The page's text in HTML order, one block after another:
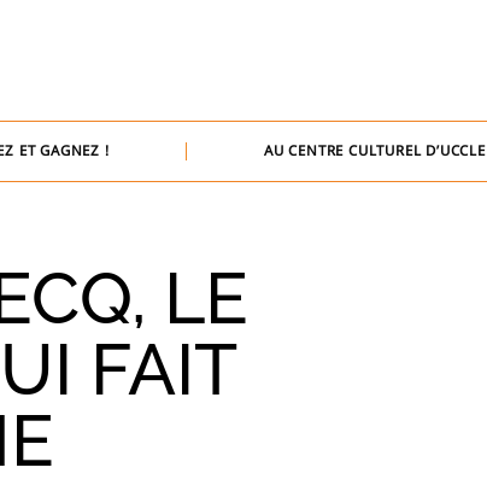
ET GAGNEZ ! AU CENTRE CULTUREL D’UCCLE
LE
FAIT